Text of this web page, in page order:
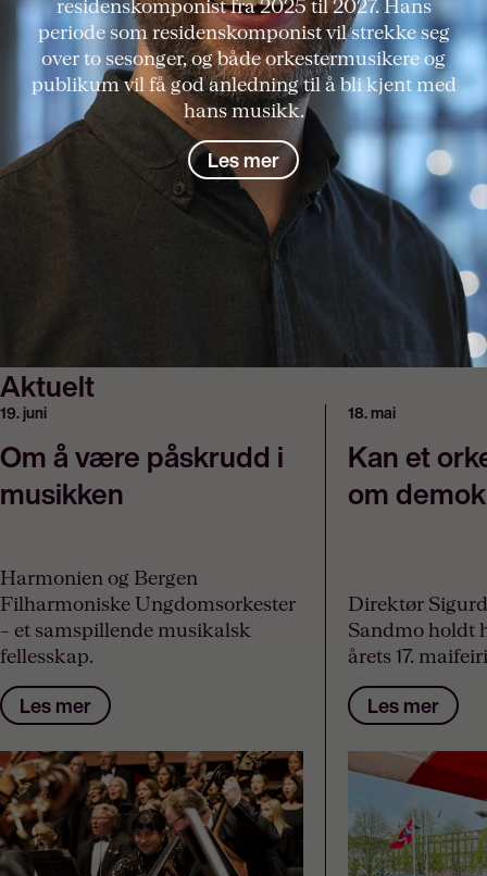
residenskomponist fra 2025 til 2027. Hans
periode som residenskomponist vil strekke seg
over to sesonger, og både orkestermusikere og
publikum vil få god anledning til å bli kjent med
hans musikk.
Les mer
Aktuelt
19. juni
Om å være påskrudd i
musikken
Harmonien og Bergen
Filharmoniske Ungdomsorkester
– et samspillende musikalsk
fellesskap.
Les mer
18. mai
Kan et
om
Direktør
Sandmo holdt
årets 17.
Les mer